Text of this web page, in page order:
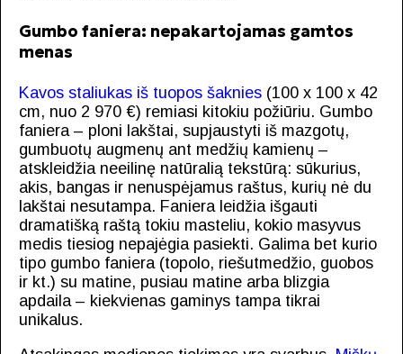
Gumbo faniera: nepakartojamas gamtos
menas
Kavos staliukas iš tuopos šaknies (100 x 100 x 42
cm, nuo 2 970 €) remiasi kitokiu požiūriu. Gumbo
faniera – ploni lakštai, supjaustyti iš mazgotų,
gumbuotų augmenų ant medžių kamienų –
atskleidžia neeilinę natūralią tekstūrą: sūkurius,
akis, bangas ir nenuspėjamus raštus, kurių nė du
lakštai nesutampa. Faniera leidžia išgauti
dramatišką raštą tokiu masteliu, kokio masyvus
medis tiesiog nepajėgia pasiekti. Galima bet kurio
tipo gumbo faniera (topolo, riešutmedžio, guobos
ir kt.) su matine, pusiau matine arba blizgia
apdaila – kiekvienas gaminys tampa tikrai
unikalus.